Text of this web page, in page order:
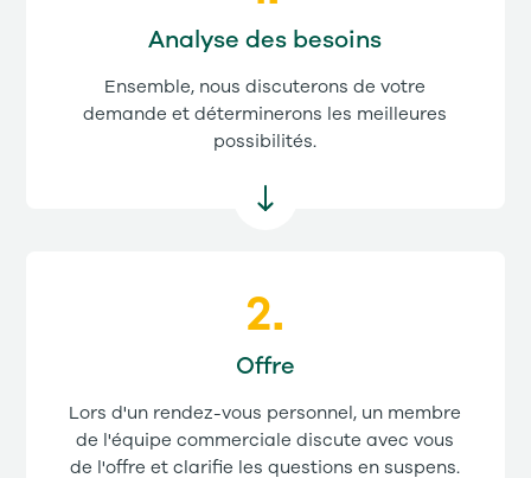
Analyse des besoins
Ensemble, nous discuterons de votre
demande et déterminerons les meilleures
possibilités.
Offre
Lors d'un rendez-vous personnel, un membre
de l'équipe commerciale discute avec vous
de l'offre et clarifie les questions en suspens.